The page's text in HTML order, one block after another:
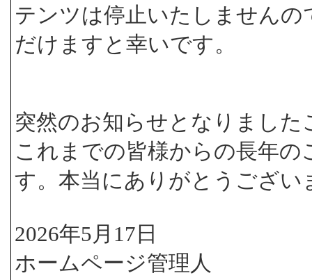
テンツは停止いたしません
だけますと幸いです。
突然のお知らせとなりまし
これまでの皆様からの長年
す。本当にありがとうござい
2026年5月17日
ホームページ管理人